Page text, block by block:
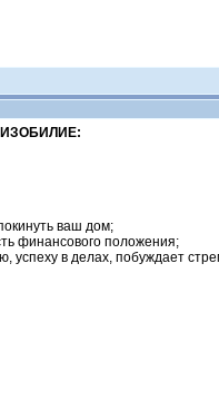
ваш дом;
финансового положения;
успеху в делах, побуждает